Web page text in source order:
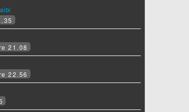
21.08
22.56